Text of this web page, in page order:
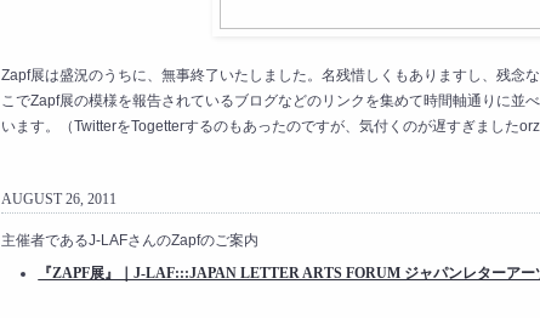
Zapf展は盛況のうちに、無事終了いたしました。名残惜しくもありますし、残念
こでZapf展の模様を報告されているブログなどのリンクを集めて時間軸通りに並
います。（TwitterをTogetterするのもあったのですが、気付くのが遅すぎました
AUGUST 26, 2011
主催者であるJ-LAFさんのZapfのご案内
『ZAPF展』｜J-LAF:::JAPAN LETTER ARTS FORUM ジャパンレターアー